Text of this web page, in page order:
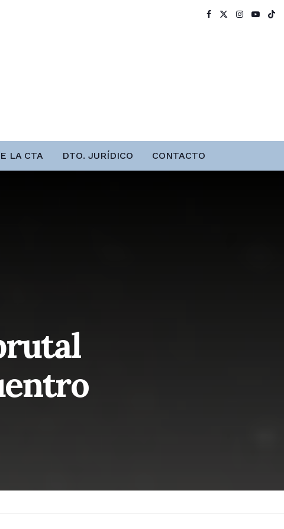
LA CTA DTO. JURÍDICO CONTACTO